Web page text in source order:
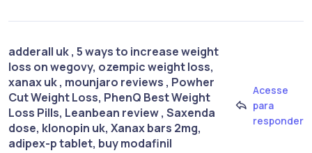
adderall uk , 5 ways to increase weight
loss on wegovy​, ozempic weight loss,
xanax uk , mounjaro reviews , Powher
Cut Weight Loss, PhenQ Best Weight
Loss Pills, Leanbean review , Saxenda
dose, klonopin uk, Xanax bars 2mg,
adipex-p tablet, buy modafinil
Acesse
para
responder